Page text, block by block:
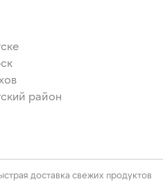
район
доставка свежих продуктов